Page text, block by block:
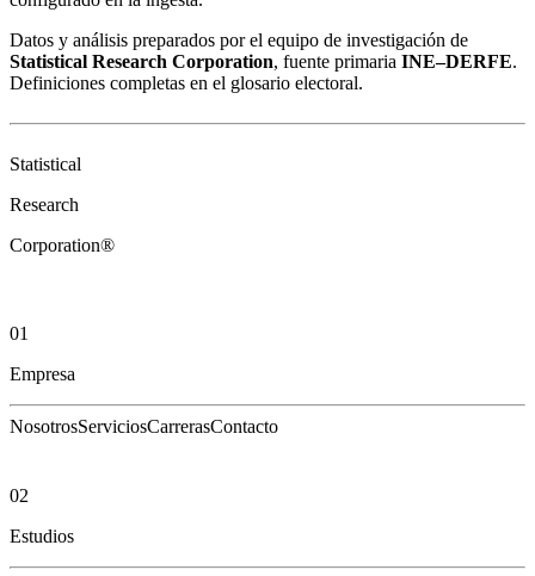
Datos y análisis preparados por el equipo de investigación de
Statistical Research Corporation, fuente primaria INE–DERFE.
Definiciones completas en el glosario electoral.
Statistical
Research
Corporation®
01
Empresa
NosotrosServiciosCarrerasContacto
02
Estudios